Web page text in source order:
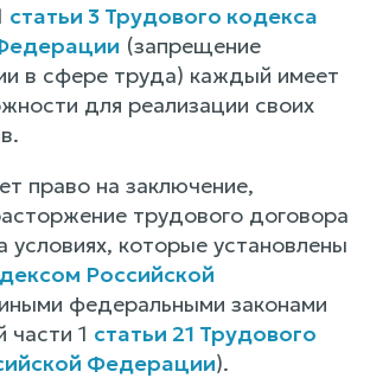
статьи 3 Трудового кодекса
(запрещение
в сфере труда) каждый имеет
для реализации своих
право на заключение,
трудового договора
условиях, которые установлены
Российской
федеральными законами
части 1 статьи 21 Трудового
Федерации).